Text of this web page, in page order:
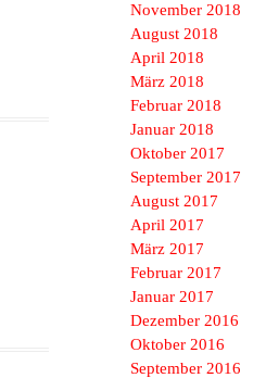
November 2018
August 2018
April 2018
März 2018
Februar 2018
Januar 2018
Oktober 2017
September 2017
August 2017
April 2017
März 2017
Februar 2017
Januar 2017
Dezember 2016
Oktober 2016
September 2016